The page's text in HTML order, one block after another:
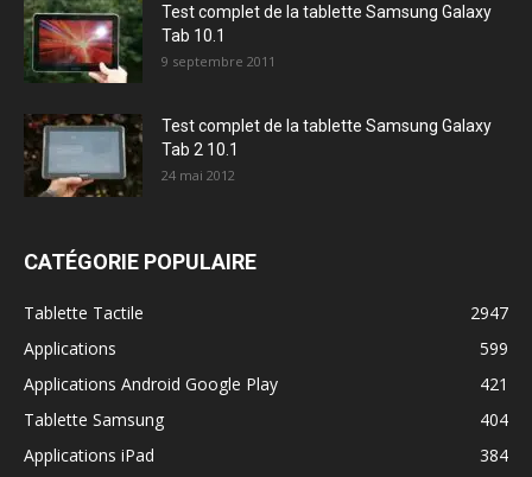
Test complet de la tablette Samsung Galaxy
Tab 10.1
9 septembre 2011
Test complet de la tablette Samsung Galaxy
Tab 2 10.1
24 mai 2012
CATÉGORIE POPULAIRE
Tablette Tactile
2947
Applications
599
Applications Android Google Play
421
Tablette Samsung
404
Applications iPad
384